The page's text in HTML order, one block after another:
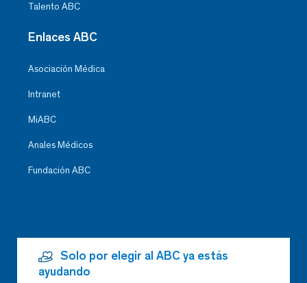
Talento ABC
Enlaces ABC
Asociación Médica
Intranet
MiABC
Anales Médicos
Fundación ABC
Solo por elegir al ABC ya estás
ayudando